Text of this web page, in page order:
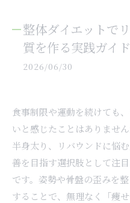
整体ダイエットで
質を作る実践ガイド
2026/06/30
食事制限や運動を続けても
いと感じたことはありませ
半身太り、リバウンドに悩
善を目指す選択肢として注
です。姿勢や骨盤の歪みを
することで、無理なく「痩